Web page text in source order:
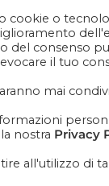
Resta
cookie o
del consenso
il tuo
mai
nostra Privacy
all'utilizzo di